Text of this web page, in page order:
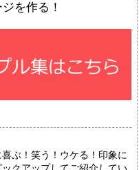
を作る！
ぶ！笑う！ウケる！印象に
クアップしてご紹介してい